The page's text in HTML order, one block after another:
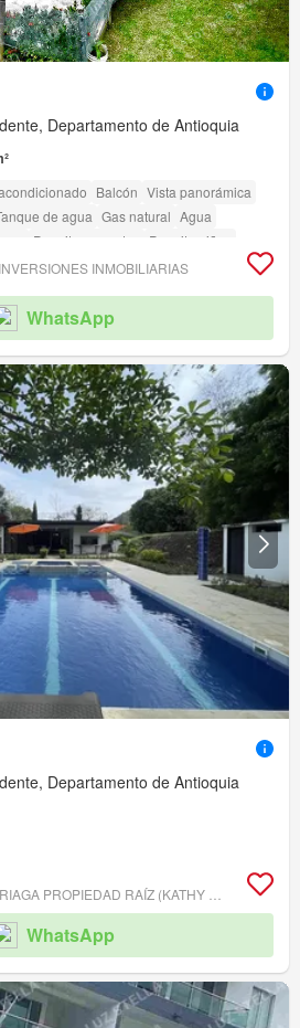
Departamento de Antioquia
Balcón Vista panorámica
de agua Gas natural Agua
Permite mascotas
Permite niños
Vigilante Barbecue
INMOBILIARIAS
WhatsApp
Departamento de Antioquia
WhatsApp